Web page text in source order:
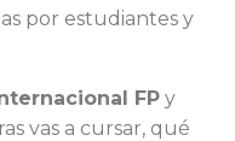
por estudiantes y
FP y
vas a cursar, qué